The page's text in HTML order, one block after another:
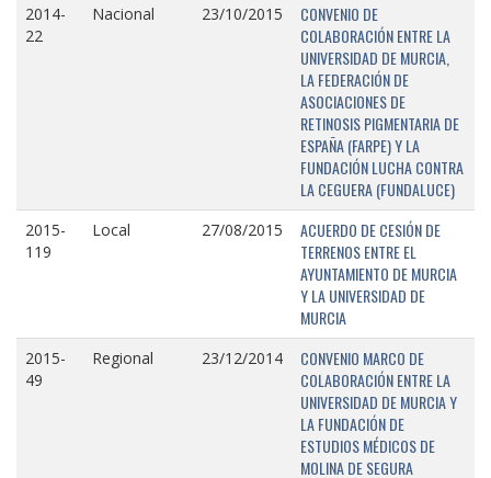
2014-
22
Nacional 23/10/2015
CONVENIO DE
COLABORACIÓN ENTRE LA
UNIVERSIDAD DE MURCIA,
LA FEDERACIÓN DE
ASOCIACIONES DE
RETINOSIS PIGMENTARIA DE
ESPAÑA (FARPE) Y LA
FUNDACIÓN LUCHA CONTRA
LA CEGUERA (FUNDALUCE)
2015-
119
Local 27/08/2015
ACUERDO DE CESIÓN DE
TERRENOS ENTRE EL
AYUNTAMIENTO DE MURCIA
Y LA UNIVERSIDAD DE
MURCIA
2015-
49
Regional 23/12/2014
CONVENIO MARCO DE
COLABORACIÓN ENTRE LA
UNIVERSIDAD DE MURCIA Y
LA FUNDACIÓN DE
ESTUDIOS MÉDICOS DE
MOLINA DE SEGURA